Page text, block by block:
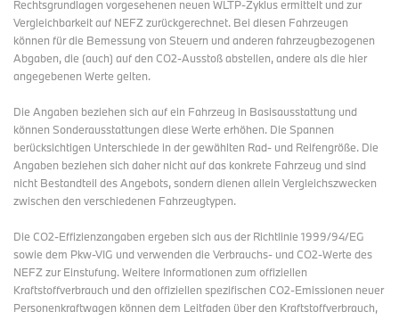
Rechtsgrundlagen vorgesehenen neuen WLTP-Zyklus ermittelt und zur
Vergleichbarkeit auf NEFZ zurückgerechnet. Bei diesen Fahrzeugen
können für die Bemessung von Steuern und anderen fahrzeugbezogenen
Abgaben, die (auch) auf den CO2-Ausstoß abstellen, andere als die hier
angegebenen Werte gelten.
Die Angaben beziehen sich auf ein Fahrzeug in Basisausstattung und
können Sonderausstattungen diese Werte erhöhen. Die Spannen
berücksichtigen Unterschiede in der gewählten Rad- und Reifengröße. Die
Angaben beziehen sich daher nicht auf das konkrete Fahrzeug und sind
nicht Bestandteil des Angebots, sondern dienen allein Vergleichszwecken
zwischen den verschiedenen Fahrzeugtypen.
Die CO2-Effizienzangaben ergeben sich aus der Richtlinie 1999/94/EG
sowie dem Pkw-VIG und verwenden die Verbrauchs- und CO2-Werte des
NEFZ zur Einstufung. Weitere Informationen zum offiziellen
Kraftstoffverbrauch und den offiziellen spezifischen CO2-Emissionen neuer
Personenkraftwagen können dem Leitfaden über den Kraftstoffverbrauch,